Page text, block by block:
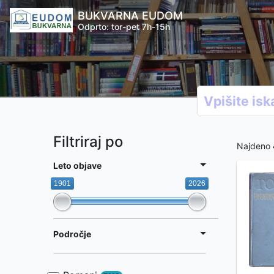
BUKVARNA EUDOM
Odprto: tor-pet 7h-15h
Filtriraj po
Leto objave
1901 2026
Področje
Najdeno